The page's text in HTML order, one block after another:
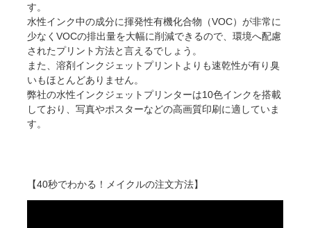
す。
水性インク中の成分に揮発性有機化合物（VOC）が非常に
少なくVOCの排出量を大幅に削減できるので、環境へ配慮
されたプリント方法と言えるでしょう。
また、溶剤インクジェットプリントよりも速乾性が有り臭
いもほとんどありません。
弊社の水性インクジェットプリンターは10色インクを搭載
しており、写真やポスターなどの高画質印刷に適していま
す。
【40秒でわかる！メイクルの注文方法】